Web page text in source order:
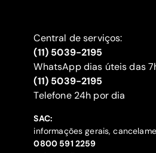
Central de serviços:
(11) 5039-2195
WhatsApp dias úteis das
(11) 5039-2195
‍Telefone 24h por dia
SAC:
informações gerais,
‍0800 591 2259